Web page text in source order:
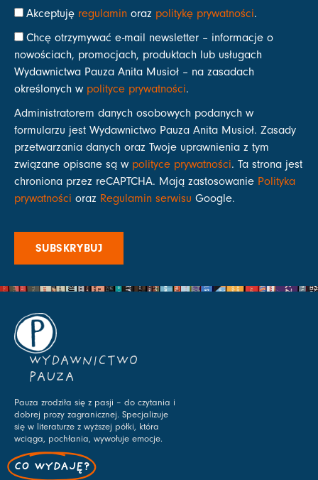
Akceptuję regulamin oraz politykę prywatności.
Chcę otrzymywać e-mail newsletter – informacje o
nowościach, promocjach, produktach lub usługach
Wydawnictwa Pauza Anita Musioł – na zasadach
określonych w polityce prywatności.
Administratorem danych osobowych podanych w
formularzu jest Wydawnictwo Pauza Anita Musioł. Zasady
przetwarzania danych oraz Twoje uprawnienia z tym
związane opisane są w polityce prywatności. Ta strona jest
chroniona przez reCAPTCHA. Mają zastosowanie Polityka
prywatności oraz Regulamin serwisu Google.
SUBSKRYBUJ
WYDAWNICTWO
PAUZA
Pauza zrodziła się z pasji – do czytania i
dobrej prozy zagranicznej. Specjalizuje
się w literaturze z wyższej półki, która
wciąga, pochłania, wywołuje emocje.
CO WYDAJĘ?